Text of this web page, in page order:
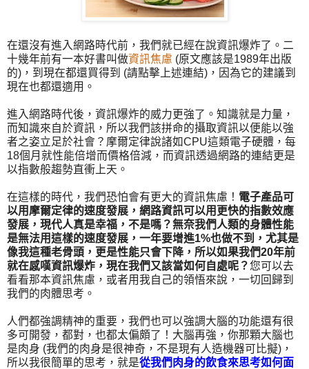
在還沒有進入網路時代前，我們就已經在說資訊爆炸了。二
十幾年前有一本好書叫做資訊焦慮 (原文應該是1989年出版
的)，到現在都還買得到 (請點擊上述連結)，因為它的建議到
現在也都還適用。
進入網路時代後，資訊爆炸的威力更強了。知識就是力量，
而知識來自於資訊，所以我們該拼命的攝取資訊以便能以強
者之姿立足於社會？摩爾定律說諸如CPU這類電子硬體，每
18個月就性能倍增而價格倍減，而資訊透過網路的連結更是
以指數般趨勢直衝上天。
在這樣的時代，我們恐怕會有更大的資訊焦慮！ 電子產品可
以用摩爾定律的速度發展，網路資訊可以用更快的指數效應
發展，現代人真是幸福，不是嗎？無奈我們人類的身體性能
是無法用這樣的速度發展，一年要增進1%也做不到，尤其是
像我這種老骨頭，更是性能只會下降，所以如果我們20年前
就在感嘆資訊爆炸，現在我們又該當如何自處呢？您可以去
看看那本資訊焦慮，或者用我自己的領悟來說，一切回歸到
我們的肉體思考。
人們都強調精神的重要，我們也可以強調大腦的功能還有很
多可開發，都對，也都太偏頗了！大腦再強，你那顆大腦也
是肉身 (我們的肉身是很神奇，不是現有人造機器可比擬)，
所以我很簡單的思考，就是從我們肉身的飲食來思考如何面